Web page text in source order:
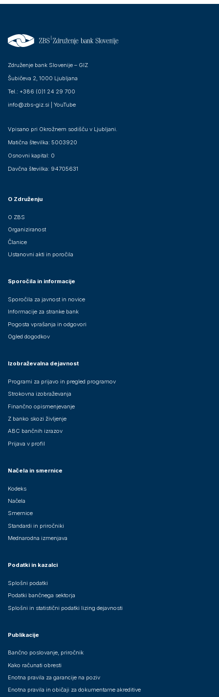
Združenje bank Slovenije – GIZ
Šubičeva 2, 1000 Ljubljana
Tel.: +386 (0)1 24 29 700
info@zbs-giz.si
YouTube
Vpisano pri Okrožnem sodišču v Ljubljani.
Matična številka: 5003920
Osnovni kapital: 0
Davčna številka: 94705631
O Združenju
O ZBS
Organiziranost
Članice
Ustanovni akti in poročila
Sporočila in informacije
Sporočila za javnost in novice
Informacije za stranke bank
Pogosta vprašanja in odgovori
Ogled dogodkov
Izobraževalna dejavnost
Programi za prijavo in pregled programov
Strokovna izobraževanja
Finančno opismenjevanje
Z banko skozi življenje
ABC bančnih izrazov
Prijava v profil
Načela in smernice
Kodeks
Načela
Smernice
Standardi in priročniki
Mednarodna izmenjava
Podatki in kazalci
Splošni podatki
Podatki bančnega sektorja
Splošni in statistični podatki lizing dejavnosti
Publikacije
Bančno poslovanje, priročnik
Kako računati obresti
Enotna pravila za garancije na poziv
Enotna pravila in običaji za dokumentarne akreditive